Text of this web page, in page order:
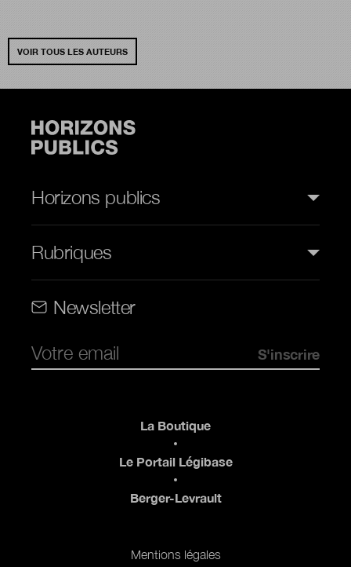
VOIR TOUS LES AUTEURS
Horizons publics
Rubriques
Newsletter
La Boutique
Le Portail Légibase
Berger-Levrault
Mentions légales